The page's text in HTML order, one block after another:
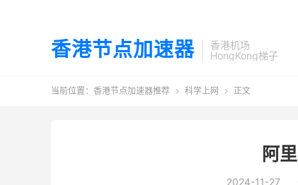
香港节点加速器
香港机场
HongKong梯子
当前位置： 香港节点加速器推荐  科学上网  正文
阿
2024-11-27